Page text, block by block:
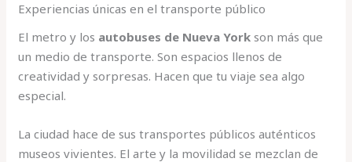
Experiencias únicas en el transporte público
El metro y los autobuses de Nueva York son más que
un medio de transporte. Son espacios llenos de
creatividad y sorpresas. Hacen que tu viaje sea algo
especial.
La ciudad hace de sus transportes públicos auténticos
museos vivientes. El arte y la movilidad se mezclan de